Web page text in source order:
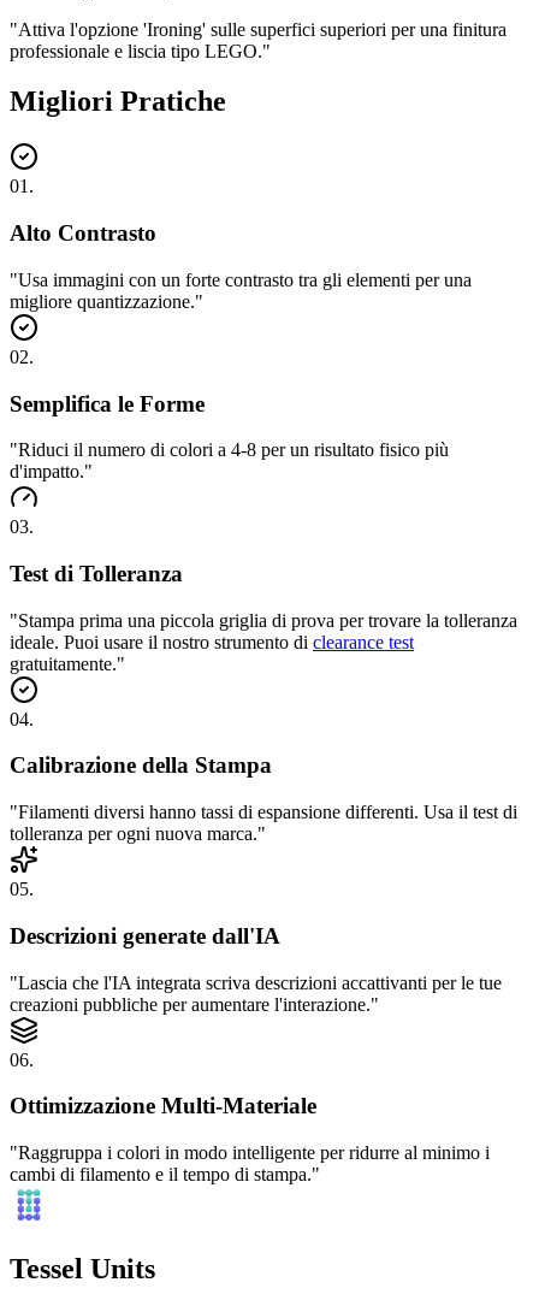
"Attiva l'opzione 'Ironing' sulle superfici superiori per una finitura
professionale e liscia tipo LEGO."
Migliori Pratiche
01 .
Alto Contrasto
"Usa immagini con un forte contrasto tra gli elementi per una
migliore quantizzazione."
02.
Semplifica le Forme
"Riduci il numero di colori a 4-8 per un risultato fisico più
d'impatto."
03.
Test di Tolleranza
"Stampa prima una piccola griglia di prova per trovare la tolleranza
ideale. Puoi usare il nostro strumento di clearance test
gratuitamente."
04.
Calibrazione della Stampa
"Filamenti diversi hanno tassi di espansione differenti. Usa il test di
tolleranza per ogni nuova marca."
05.
Descrizioni generate dall'IA
"Lascia che l'IA integrata scriva descrizioni accattivanti per le tue
creazioni pubbliche per aumentare l'interazione."
06.
Ottimizzazione Multi-Materiale
"Raggruppa i colori in modo intelligente per ridurre al minimo i
cambi di filamento e il tempo di stampa."
Tessel Units